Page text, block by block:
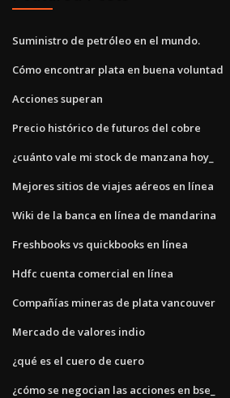
Suministro de petróleo en el mundo.
Cómo encontrar plata en buena voluntad
Acciones superan
Precio histórico de futuros del cobre
¿cuánto vale mi stock de manzana hoy_
Mejores sitios de viajes aéreos en línea
Wiki de la banca en línea de mandarina
Freshbooks vs quickbooks en línea
Hdfc cuenta comercial en línea
Compañías mineras de plata vancouver
Mercado de valores indio
¿qué es el cuero de cuero
¿cómo se negocian las acciones en bse_